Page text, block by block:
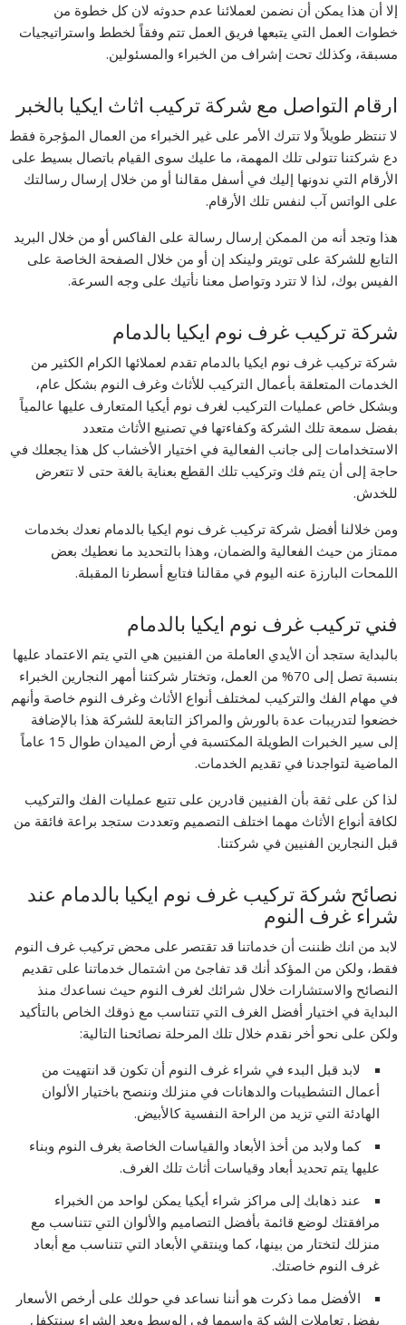
إلا أن هذا يمكن أن نضمن لعملائنا عدم حدوثه لان كل خطوة من
خطوات العمل التي يتبعها فريق العمل تتم وفقاً لخطط واستراتيجيات
مسبقة، وكذلك تحت إشراف من الخبراء والمسئولين.
ارقام التواصل مع شركة تركيب اثاث ايكيا بالخبر
لا تنتظر طويلاً ولا تترك الأمر على غير الخبراء من العمال المؤجرة فقط
دع شركتنا تتولى تلك المهمة، ما عليك سوى القيام باتصال بسيط على
الأرقام التي ندونها إليك في أسفل مقالنا أو من خلال إرسال رسالتك
على الواتس آب لنفس تلك الأرقام.
هذا وتجد أنه من الممكن إرسال رسالة على الفاكس أو من خلال البريد
التابع للشركة على تويتر ولينكد إن أو من خلال الصفحة الخاصة على
الفيس بوك، لذا لا تترد وتواصل معنا نأتيك على وجه السرعة.
شركة تركيب غرف نوم ايكيا بالدمام
شركة تركيب غرف نوم ايكيا بالدمام تقدم لعملائها الكرام الكثير من
الخدمات المتعلقة بأعمال التركيب للأثاث وغرف النوم بشكل عام،
وبشكل خاص عمليات التركيب لغرف نوم أيكيا المتعارف عليها عالمياً
بفضل سمعة تلك الشركة وكفاءتها في تصنيع الأثاث متعدد
الاستخدامات إلى جانب الفعالية في اختيار الأخشاب كل هذا يجعلك في
حاجة إلى أن يتم فك وتركيب تلك القطع بعناية بالغة حتى لا تتعرض
للخدش.
ومن خلالنا أفضل شركة تركيب غرف نوم ايكيا بالدمام نعدك بخدمات
ممتاز من حيث الفعالية والضمان، وهذا بالتحديد ما نعطيك بعض
اللمحات البارزة عنه اليوم في مقالنا فتابع أسطرنا المقبلة.
فني تركيب غرف نوم ايكيا بالدمام
بالبداية ستجد أن الأيدي العاملة من الفنيين هي التي يتم الاعتماد عليها
بنسبة تصل إلى 70% من العمل، وتختار شركتنا أمهر النجارين الخبراء
في مهام الفك والتركيب لمختلف أنواع الأثاث وغرف النوم خاصة وأنهم
خضعوا لتدريبات عدة بالورش والمراكز التابعة للشركة هذا بالإضافة
إلى سير الخبرات الطويلة المكتسبة في أرض الميدان طوال 15 عاماً
الماضية لتواجدنا في تقديم الخدمات.
لذا كن على ثقة بأن الفنيين قادرين على تتبع عمليات الفك والتركيب
لكافة أنواع الأثاث مهما اختلف التصميم وتعددت ستجد براعة فائقة من
قبل النجارين الفنيين في شركتنا.
نصائح شركة تركيب غرف نوم ايكيا بالدمام عند
شراء غرف النوم
لابد من انك ظننت أن خدماتنا قد تقتصر على محض تركيب غرف النوم
فقط، ولكن من المؤكد أنك قد تفاجئ من اشتمال خدماتنا على تقديم
النصائح والاستشارات خلال شرائك لغرف النوم حيث نساعدك منذ
البداية في اختيار أفضل الغرف التي تتناسب مع ذوقك الخاص بالتأكيد
ولكن على نحو أخر نقدم خلال تلك المرحلة نصائحنا التالية:
لابد قبل البدء في شراء غرف النوم أن تكون قد انتهيت من
أعمال التشطيبات والدهانات في منزلك وننصح باختيار الألوان
الهادئة التي تزيد من الراحة النفسية كالأبيض.
كما ولابد من أخذ الأبعاد والقياسات الخاصة بغرف النوم وبناء
عليها يتم تحديد أبعاد وقياسات أثاث تلك الغرف.
عند ذهابك إلى مراكز شراء أيكيا يمكن لواحد من الخبراء
مرافقتك لوضع قائمة بأفضل التصاميم والألوان التي تتناسب مع
منزلك لتختار من بينها، كما وينتقي الأبعاد التي تتناسب مع أبعاد
غرف النوم خاصتك.
الأفضل مما ذكرت هو أننا نساعد في حولك على أرخص الأسعار
بفضل تعاملات الشركة واسمها في الوسط وبعد الشراء سنتكفل